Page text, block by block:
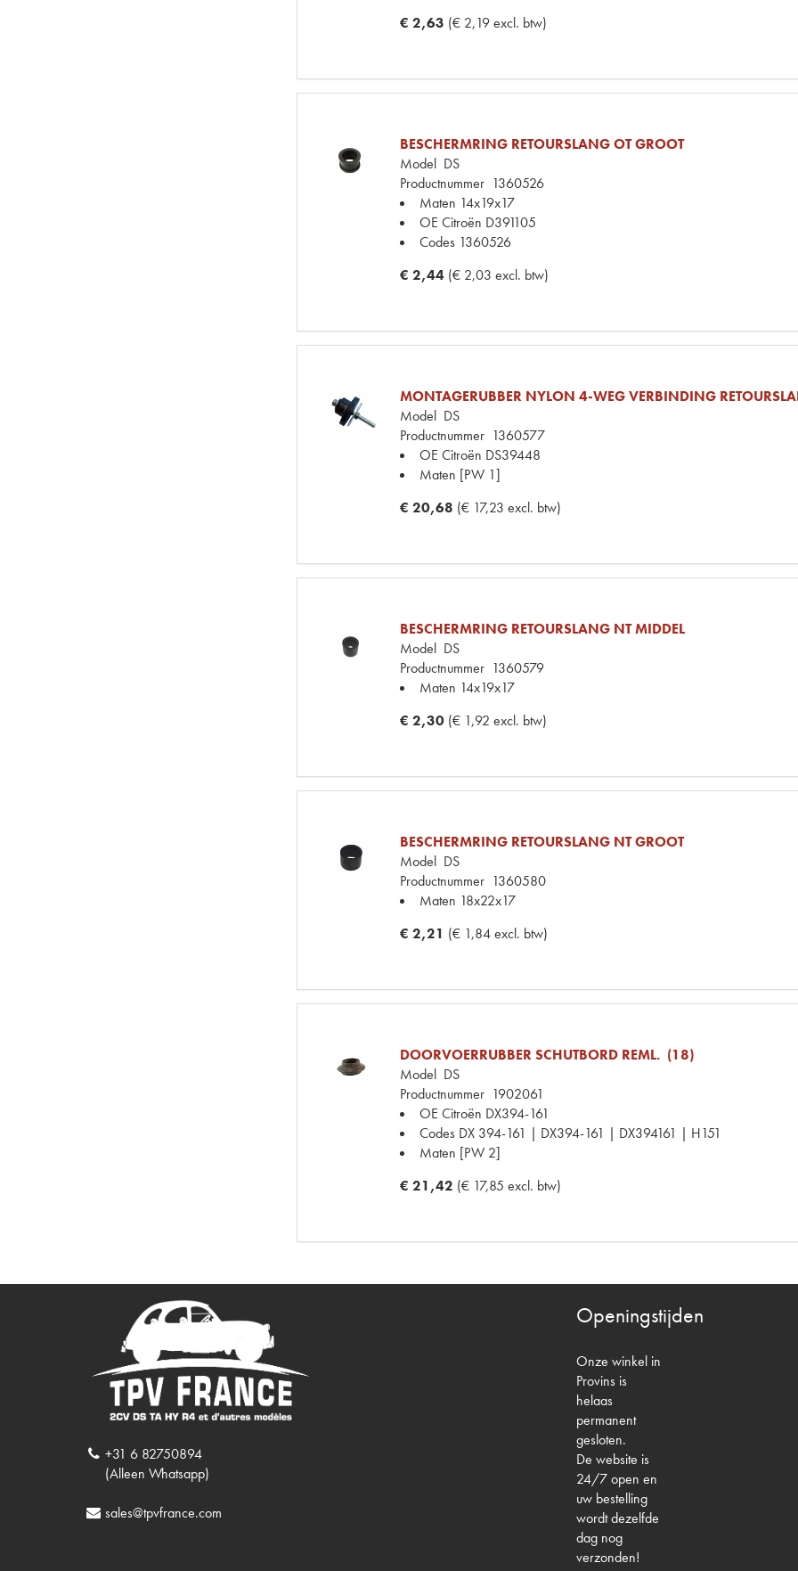
€ 2,63 (€ 2,19 excl. btw)
BESCHERMRING RETOURSLANG OT GROOT
Model DS
Productnummer 1360526
Maten 14x19x17
OE Citroën D391105
Codes 1360526
€ 2,44 (€ 2,03 excl. btw)
MONTAGERUBBER NYLON 4-WEG VERBINDING
Model DS
Productnummer 1360577
OE Citroën DS39448
Maten [PW 1]
€ 20,68 (€ 17,23 excl. btw)
BESCHERMRING RETOURSLANG NT MIDDEL
Model DS
Productnummer 1360579
Maten 14x19x17
€ 2,30 (€ 1,92 excl. btw)
BESCHERMRING RETOURSLANG NT GROOT
Model DS
Productnummer 1360580
Maten 18x22x17
€ 2,21 (€ 1,84 excl. btw)
DOORVOERRUBBER SCHUTBORD REML. (18)
Model DS
Productnummer 1902061
OE Citroën DX394-161
Codes DX 394-161 | DX394-161 | DX394161 | H151
Maten [PW 2]
€ 21,42 (€ 17,85 excl. btw)
+31 6 82750894
(Alleen Whatsapp)
sales@tpvfrance.com
Openingstijden
Onze winkel in
Provins is
helaas
permanent
gesloten.
De website is
24/7 open en
uw bestelling
wordt dezelfde
dag nog
verzonden!